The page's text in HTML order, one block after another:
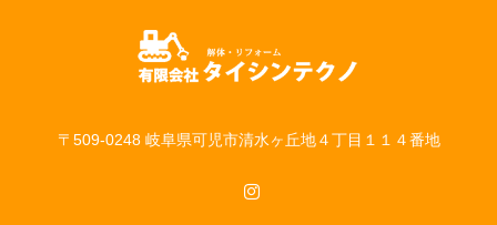
〒509-0248 岐阜県可児市清水ヶ丘地４丁目１１４番地